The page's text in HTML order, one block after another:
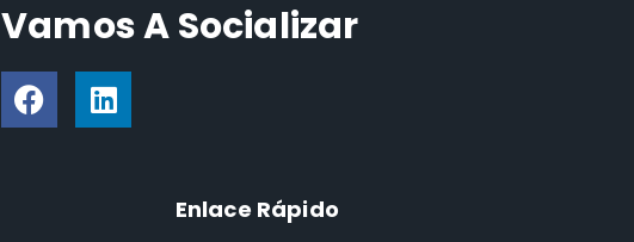
Vamos A Socializar
Enlace Rápido